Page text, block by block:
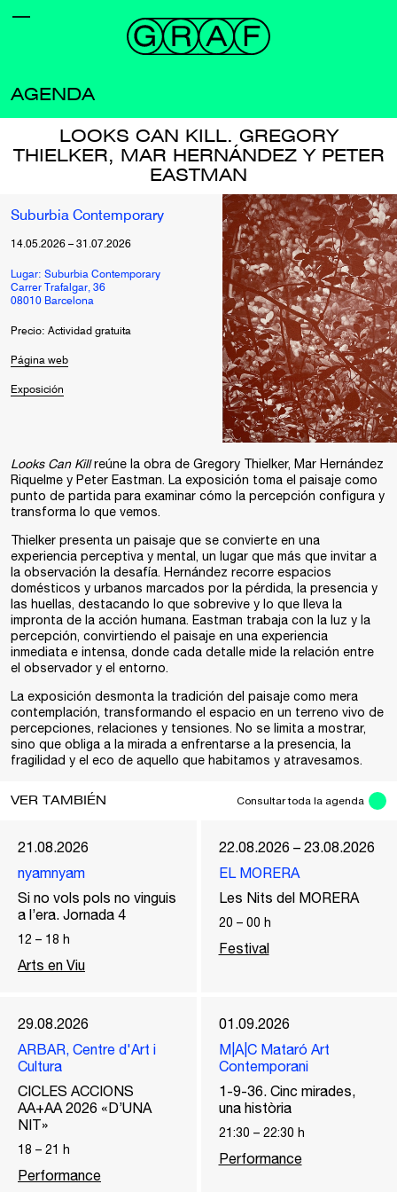
AGENDA
LOOKS CAN KILL. GREGORY
THIELKER, MAR HERNÁNDEZ Y PETER
EASTMAN
Suburbia Contemporary
14.05.2026 – 31.07.2026
Lugar: Suburbia Contemporary
Carrer Trafalgar, 36
08010 Barcelona
Precio: Actividad gratuita
Página web
Exposición
Looks Can Killreúne la obra de Gregory Thielker, Mar Hernández
Riquelme y Peter Eastman. La exposición toma el paisaje como
punto de partida para examinar cómo la percepción configura y
transforma lo que vemos.
Thielker presenta un paisaje que se convierte en una
experiencia perceptiva y mental, un lugar que más que invitar a
la observación la desafía. Hernández recorre espacios
domésticos y urbanos marcados por la pérdida, la presencia y
las huellas, destacando lo que sobrevive y lo que lleva la
impronta de la acción humana. Eastman trabaja con la luz y la
percepción, convirtiendo el paisaje en una experiencia
inmediata e intensa, donde cada detalle mide la relación entre
el observador y el entorno.
La exposición desmonta la tradición del paisaje como mera
contemplación, transformando el espacio en un terreno vivo de
percepciones, relaciones y tensiones. No se limita a mostrar,
sino que obliga a la mirada a enfrentarse a la presencia, la
fragilidad y el eco de aquello que habitamos y atravesamos.
VER TAMBIÉN Consultar toda la agenda
21.08.2026
nyamnyam
Si no vols pols no vinguis
a l’era. Jornada 4
12 – 18 h
Arts en Viu
22.08.2026 – 23.08.2026
EL MORERA
Les Nits del MORERA
20 – 00 h
Festival
29.08.2026
ARBAR, Centre d'Art i
Cultura
CICLES ACCIONS
AA+AA 2026 «D’UNA
NIT»
18 – 21 h
Performance
01.09.2026
M|A|C Mataró Art
Contemporani
1-9-36. Cinc mirades,
una història
21:30 – 22:30 h
Performance